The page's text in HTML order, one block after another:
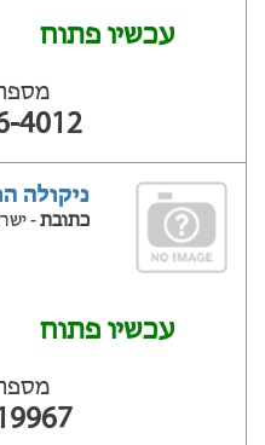
עכשיו פתוח
4012
ניקולה
כתובת-
עכשיו פתוח